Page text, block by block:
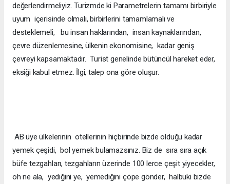
değerlendirmeliyiz. Turizmde ki Parametrelerin tamamı birbiriyle
uyum içerisinde olmalı, birbirlerini tamamlamalı ve
desteklemeli, bu insan haklarından, insan kaynaklarından,
çevre düzenlemesine, ülkenin ekonomisine, kadar geniş
çevreyi kapsamaktadır. Turist genelinde bütüncül hareket eder,
eksiği kabul etmez. İlgi, talep ona göre oluşur.
AB üye ülkelerinin otellerinin hiçbirinde bizde olduğu kadar
yemek çeşidi, bol yemek bulamazsınız. Biz de sıra sıra açık
büfe tezgahları, tezgahların üzerinde 100 lerce çeşit yiyecekler,
oh ne ala, yediğini ye, yemediğini çöpe gönder, halbuki bizde